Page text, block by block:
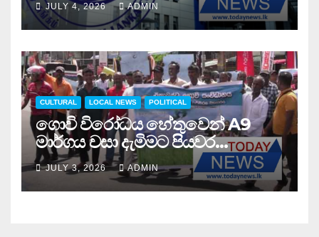
JULY 4, 2026 ADMIN
CULTURAL LOCAL NEWS POLITICAL
ගොවි විරෝධය හේතුවෙන් A9
මාර්ගය වසා දැමිමට පියවර…
JULY 3, 2026 ADMIN